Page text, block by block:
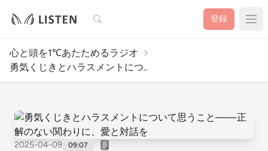
検索 登録
心と頭を1℃あたためるラジオ
勇気くじきとハラスメントにつ..
2025-04-09 09:07